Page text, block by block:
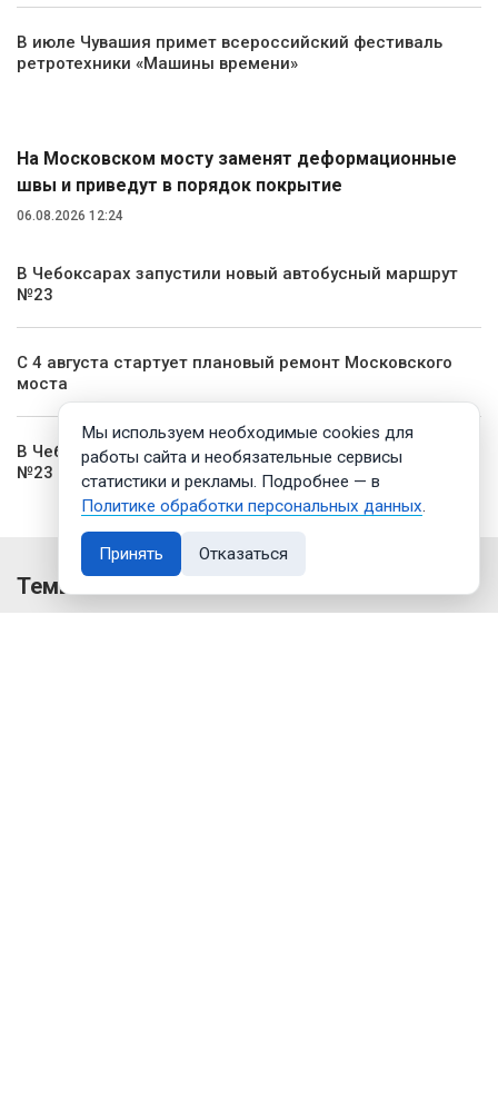
В июле Чувашия примет всероссийский фестиваль
ретротехники «Машины времени»
На Московском мосту заменят деформационные
швы и приведут в порядок покрытие
06.08.2026 12:24
В Чебоксарах запустили новый автобусный маршрут
№23
С 4 августа стартует плановый ремонт Московского
моста
В Чебоксарах запущен новый автобусный маршрут
№23
Темы
Мы используем необходимые cookies для
работы сайта и необязательные сервисы
статистики и рекламы. Подробнее — в
Политике обработки персональных данных.
Принять Отказаться